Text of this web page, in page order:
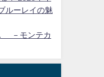
ルーレイの魅
－モンテカ